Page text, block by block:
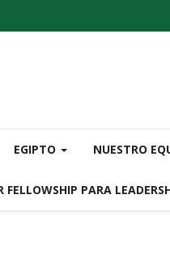
EGIPTO NUESTRO
FELLOWSHIP PARA